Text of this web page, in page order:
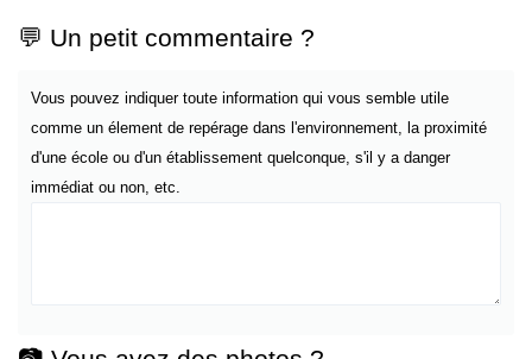
💬 Un petit commentaire ?
Vous pouvez indiquer toute information qui vous semble utile
comme un élement de repérage dans l'environnement, la proximité
d'une école ou d'un établissement quelconque, s'il y a danger
immédiat ou non, etc.